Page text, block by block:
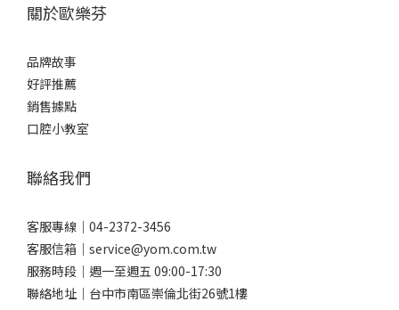
關於歐樂芬
品牌故事
好評推薦
銷售據點
口腔小教室
聯絡我們
客服專線｜04-2372-3456
客服信箱｜service@yom.com.tw
服務時段｜週一至週五 09:00-17:30
聯絡地址｜台中市南區崇倫北街26號1樓